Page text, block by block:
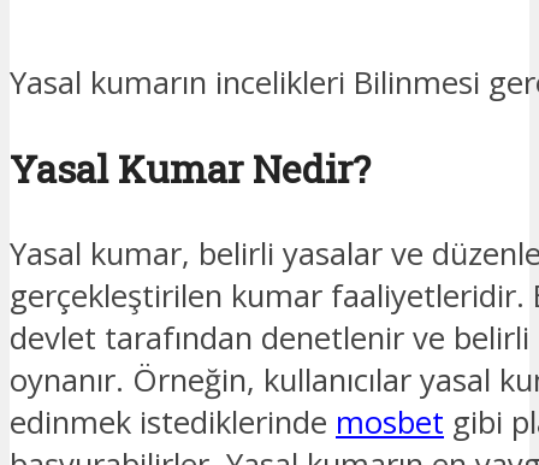
Yasal kumarın incelikleri Bilinmesi
Yasal Kumar Nedir?
Yasal kumar, belirli yasalar ve
gerçekleştirilen kumar faaliyetleridir.
devlet tarafından denetlenir ve
oynanır. Örneğin, kullanıcılar yasal
edinmek istediklerinde mosbet gibi